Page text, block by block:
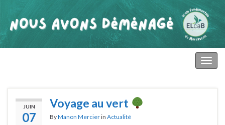
JUIN
07
Voyage au vert
ByManon Mercierin Actualité